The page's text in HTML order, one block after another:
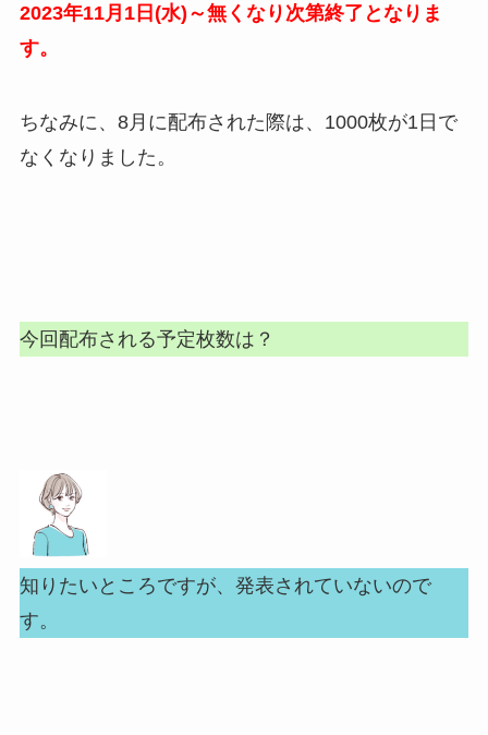
2023年11月1日(水)～無くなり次第終了となりま
す。
ちなみに、8月に配布された際は、1000枚が1日で
なくなりました。
今回配布される予定枚数は？
知りたいところですが、発表されていないので
す。